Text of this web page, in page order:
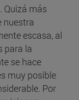
Quizá más
nuestra
escasa, al
para la
se hace
muy posible
Por